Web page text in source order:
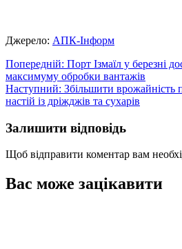
Джерело: АПК-Інформ
Навігація
записів
Попередній: Порт Ізмаїл у березні
максимуму обробки вантажів
Наступний: Збільшити врожайність
настій із дріжджів та сухарів
Залишити відповідь
Щоб відправити коментар вам
Вас може зацікавити